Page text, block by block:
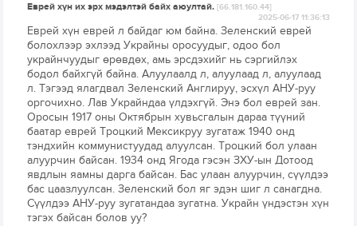
Еврей хүн их эрх мэдэлтэй байх аюултай.[66.181.160.44]
2025-06-17 11:36:13
Еврей хүн еврей л байдаг юм байна. Зеленский еврей
болохлээр эхлээд Украйны оросуудыг, одоо бол
украйнчуудыг өрөвдөх, амь эрсдэхийг нь сэргийлэх
бодол байхгүй байна. Алуулаалд л, алуулаад л, алуулаад
л. Тэгээд ялагдвал Зеленский Англируу, эсхүл АНУ-руу
оргочихно. Лав Украйндаа үлдэхгүй. Энэ бол еврей зан.
Оросын 1917 оны Октябрын хувьсгалын дараа түүний
баатар еврей Троцкий Мексикруу зугатаж 1940 онд
тэндхийн коммунистуудад алуулсан. Троцкий бол улаан
алуурчин байсан. 1934 онд Ягода гэсэн ЗХУ-ын Дотоод
явдлын яамны дарга байсан. Бас улаан алуурчин, сүүлдээ
бас цаазлуулсан. Зеленский бол яг эдэн шиг л санагдна.
Сүүлдээ АНУ-руу зугатандаа зугатна. Украйн үндэстэн хүн
тэгэх байсан болов уу?